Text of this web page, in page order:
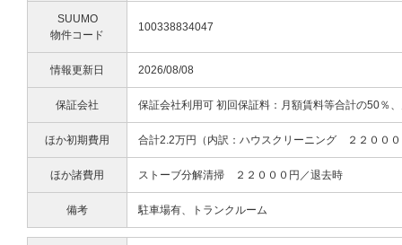
SUUMO
物件コード
100338834047
情報更新日 2026/08/08
保証会社 保証会社利用可 初回保証料：月額賃料等合計の50％
ほか初期費用 合計2.2万円（内訳：ハウスクリーニング ２２００
ほか諸費用 ストーブ分解清掃 ２２０００円／退去時
備考 駐車場有、トランクルーム